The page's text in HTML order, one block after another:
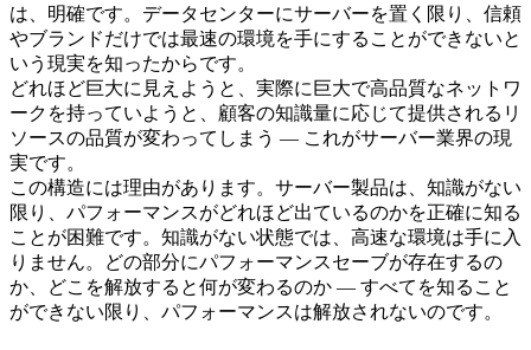
は、明確です。データセンターにサーバーを置く限り、信頼
やブランドだけでは最速の環境を手にすることができないと
いう現実を知ったからです。
どれほど巨大に見えようと、実際に巨大で高品質なネットワ
ークを持っていようと、顧客の知識量に応じて提供されるリ
ソースの品質が変わってしまう — これがサーバー業界の現
実です。
この構造には理由があります。サーバー製品は、知識がない
限り、パフォーマンスがどれほど出ているのかを正確に知る
ことが困難です。知識がない状態では、高速な環境は手に入
りません。どの部分にパフォーマンスセーブが存在するの
か、どこを解放すると何が変わるのか — すべてを知ること
ができない限り、パフォーマンスは解放されないのです。